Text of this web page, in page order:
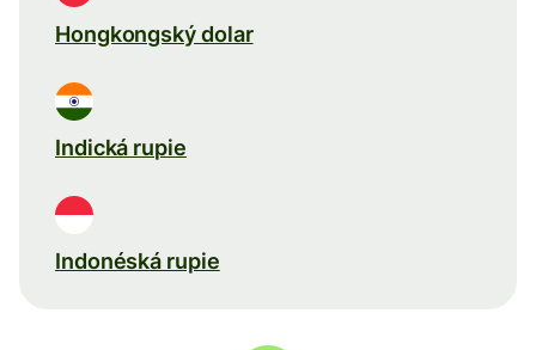
Hongkongský dolar
Indická rupie
Indonéská rupie